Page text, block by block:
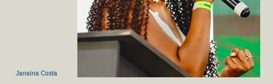
Janaína Costa